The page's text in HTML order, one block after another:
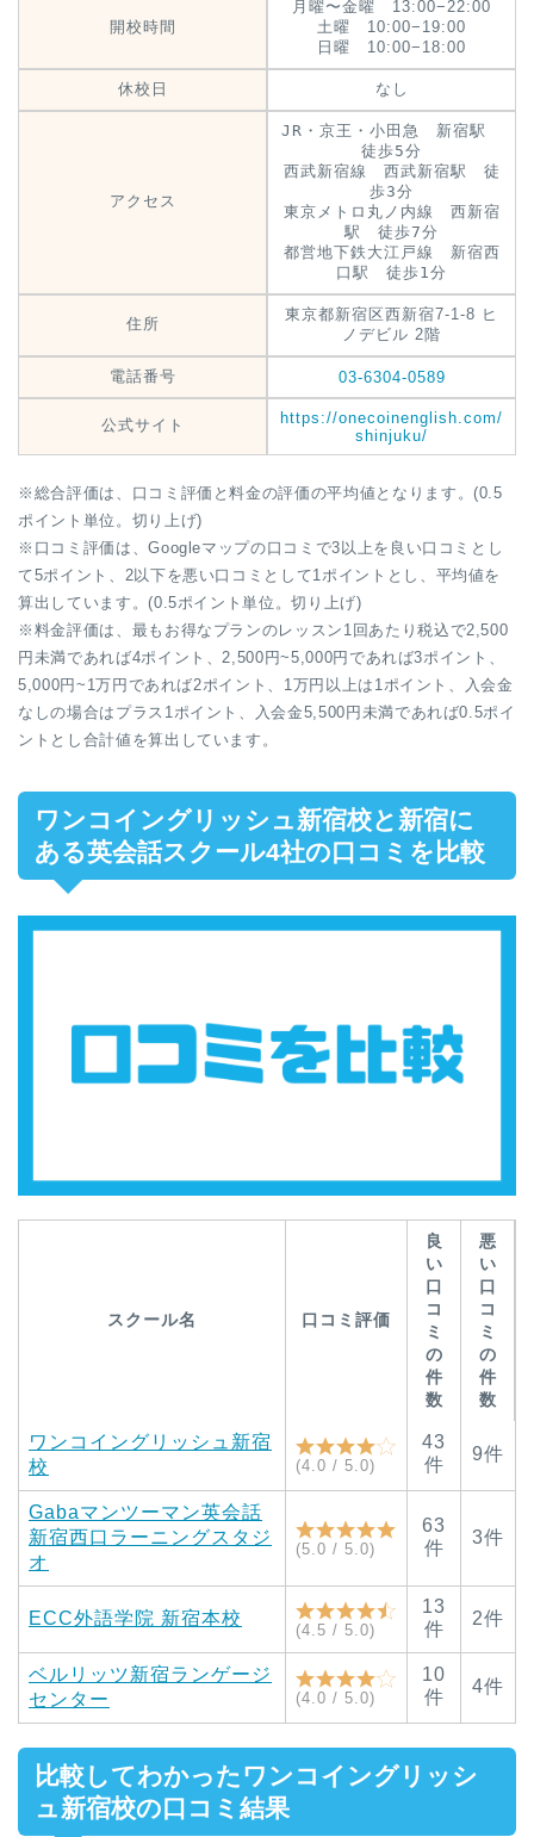
開校時間
月曜〜金曜 13:00−22:00
土曜 10:00−19:00
日曜 10:00−18:00
休校日 なし
アクセス
JR・京王・小田急 新宿駅
徒歩5分
西武新宿線 西武新宿駅 徒
歩3分
東京メトロ丸ノ内線 西新宿
駅 徒歩7分
都営地下鉄大江戸線 新宿西
口駅 徒歩1分
住所
東京都新宿区西新宿7-1-8 ヒ
ノデビル 2階
電話番号 03-6304-0589
公式サイト
https://onecoinenglish.com/
shinjuku/
※総合評価は、口コミ評価と料金の評価の平均値となります。(0.5
ポイント単位。切り上げ)
※口コミ評価は、Googleマップの口コミで3以上を良い口コミとし
て5ポイント、2以下を悪い口コミとして1ポイントとし、平均値を
算出しています。(0.5ポイント単位。切り上げ)
※料金評価は、最もお得なプランのレッスン1回あたり税込で2,500
円未満であれば4ポイント、2,500円~5,000円であれば3ポイント、
5,000円~1万円であれば2ポイント、1万円以上は1ポイント、入会金
なしの場合はプラス1ポイント、入会金5,500円未満であれば0.5ポイ
ントとし合計値を算出しています。
ワンコイングリッシュ新宿校と新宿に
ある英会話スクール4社の口コミを比較
スクール名 口コミ評価
良
い
口
コ
ミ
の
件
数
悪
い
口
コ
ミ
の
件
数
ワンコイングリッシュ新宿
校
(4.0 / 5.0)
43
件
9件
Gabaマンツーマン英会話
新宿西口ラーニングスタジ
オ
(5.0 / 5.0)
63
件
3件
ECC外語学院 新宿本校
(4.5 / 5.0)
13
件
2件
ベルリッツ新宿ランゲージ
セ ンター (4.0 / 5.0)
10
件
4件
比較してわかったワンコイングリッシ
ュ新宿校の口コミ結果